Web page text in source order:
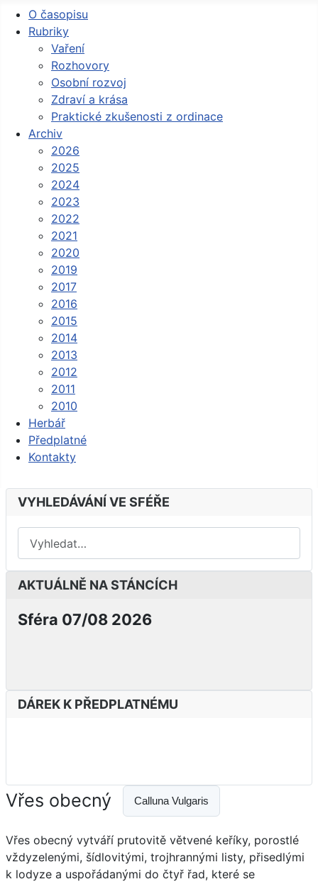
O časopisu
Rubriky
Vaření
Rozhovory
Osobní rozvoj
Zdraví a krása
Praktické zkušenosti z ordinace
Archiv
2026
2025
2024
2023
2022
2021
2020
2019
2017
2016
2015
2014
2013
2012
2011
2010
Herbář
Předplatné
Kontakty
VYHLEDÁVÁNÍ VE SFÉŘE
AKTUÁLNĚ NA STÁNCÍCH
Sféra 07/08 2026
DÁREK K PŘEDPLATNÉMU
Vřes obecný Calluna Vulgaris
Vřes obecný vytváří prutovitě větvené keříky, porostlé
vždyzelenými, šídlovitými, trojhrannými listy, přisedlými
k lodyze a uspořádanými do čtyř řad, které se